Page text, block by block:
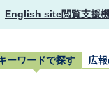
English site閲覧支援
ーワードで探す 広